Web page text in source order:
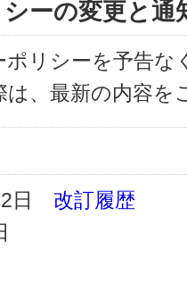
ーの変更と通
リシーを予告
、最新の内容を
日 改訂履歴